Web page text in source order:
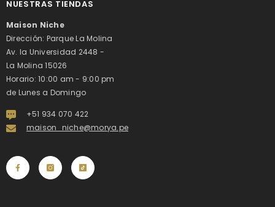
NUESTRAS TIENDAS
Maison Niche
Dirección: Parque La Molina
Av. la Universidad 2448 -
La Molina 15026
Horario: 10:00 am - 9:00 pm
de Lunes a Domingo
+51 934 070 422
maison_niche@morya.pe